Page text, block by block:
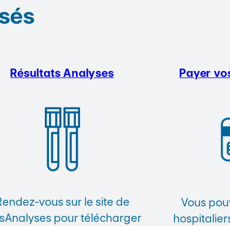
Résultats Analyses
vous sur le site de
pour télécharger
Payer
Vous